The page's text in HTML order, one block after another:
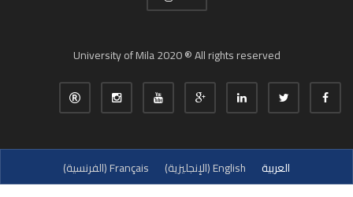
University of Mila 2020 ® All rights reserved
العربية English
(الإنجليزية)
Français
(الفرنسية)